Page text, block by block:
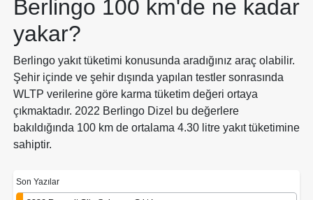
Berlingo 100 km'de ne kadar
yakar?
Berlingo yakıt tüketimi konusunda aradığınız araç olabilir.
Şehir içinde ve şehir dışında yapılan testler sonrasında
WLTP verilerine göre karma tüketim değeri ortaya
çıkmaktadır. 2022 Berlingo Dizel bu değerlere
bakıldığında 100 km de ortalama 4.30 litre yakıt tüketimine
sahiptir.
Son Yazılar